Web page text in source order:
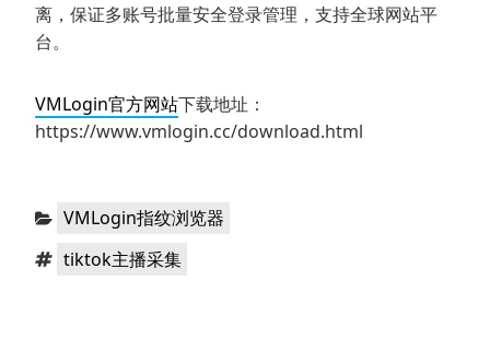
离，保证多账号批量安全登录管理，支持全球网站平
台。
VMLogin官方网站下载地址：
https://www.vmlogin.cc/download.html
分 VMLogin指纹浏览器
标 tiktok主播采集